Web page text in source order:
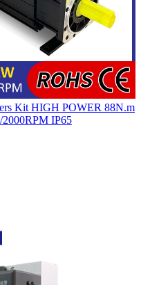
Kit HIGH POWER 88N.m
IP65